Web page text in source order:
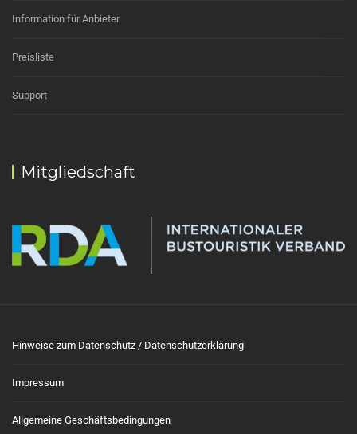
Information für Anbieter
Preisliste
Support
Mitgliedschaft
Hinweise zum Datenschutz / Datenschutzerklärung
Impressum
Allgemeine Geschäftsbedingungen